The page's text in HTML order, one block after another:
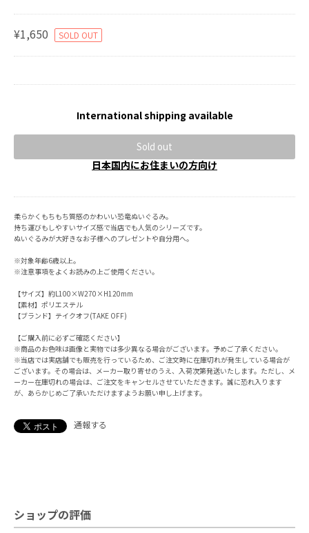
¥1,650 SOLD OUT
International shipping available
Sold out
日本国内にお住まいの方向け
柔らかくもちもち質感のかわいい恐竜ぬいぐるみ。
持ち運びもしやすいサイズ感で当店でも人気のシリーズです。
ぬいぐるみが大好きなお子様へのプレゼントや自分用へ。
※対象年齢6歳以上。
※注意事項をよくお読みの上ご使用ください。
【サイズ】約L100×W270×H120mm
【素材】ポリエステル
【ブランド】テイクオフ(TAKE OFF)
【ご購入前に必ずご確認ください】
※商品のお色味は画像と実物では多少異なる場合がございます。予めご了承ください。
※当店では実店舗でも販売を行っているため、ご注文時に在庫切れが発生している場合が
ございます。その場合は、メーカー取り寄せのうえ、入荷次第発送いたします。ただし、メ
ーカー在庫切れの場合は、ご注文をキャンセルさせていただきます。誠に恐れ入ります
が、あらかじめご了承いただけますようお願い申し上げます。
通報する
ショップの評価